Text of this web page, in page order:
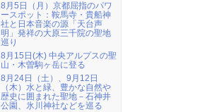
8月5日（月）京都屈指のパワ
ースポット：鞍馬寺・貴船神
社と日本音楽の源「天台声
明」発祥の大原三千院の聖地
巡り
8月15日(木) 中央アルプスの聖
山・木曽駒ヶ岳に登る
8月24日（土）、9月12日
（木）水と緑、豊かな自然や
歴史に囲まれた聖地－石神井
公園、氷川神社などを巡る